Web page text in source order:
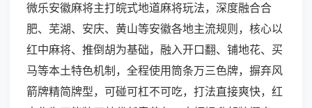
微乐安徽麻将主打皖式地道麻将玩法，深度融合合
肥、芜湖、安庆、黄山等安徽各地主流规则，核心以
红中麻将、推倒胡为基础，融入开口翻、铺地花、买
马等本土特色机制，全程使用筒条万三色牌，摒弃风
箭牌精简牌型，可碰可杠不可吃，打法直接爽快，红